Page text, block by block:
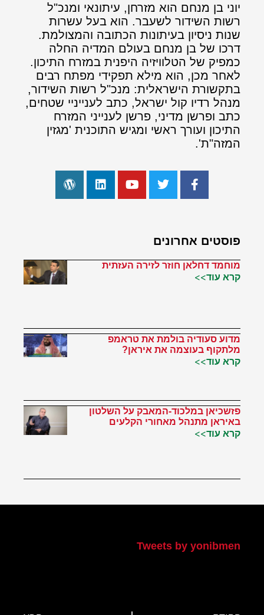
יוני בן מנחם הוא מזרחן, עיתונאי ומנכ"ל
רשות השידור לשעבר. הוא בעל עשרות
שנות ניסיון בעיתונות הכתובה והמצולמת.
דרכו של בן מנחם בעולם המדיה החלה
כמפיק של הטלוויזיה היפנית במזרח התיכון.
לאחר מכן, הוא מילא תפקידי מפתח רבים
בתקשורת הישראלית: מנכ"ל רשות השידור,
מנהל רדיו קול ישראל, כתב לענייניי שטחים,
כתב ופרשן מדיני, פרשן לענייני המזרח
התיכון ועורך ראשי ומגיש התוכנית 'מגזין
המזה"ת'.
פוסטים אחרונים
מוחמד דחלאן חוזר לזירה העזתית
קרא עוד>>
מדוע סעודיה בולמת את טראמפ
מלתקוף בעוצמה את איראן?
קרא עוד>>
פזשכיאן במלכוד-המאבק על השלטון
באיראן מתנהל מאחורי הקלעים
קרא עוד>>
Tweets by yonibmen